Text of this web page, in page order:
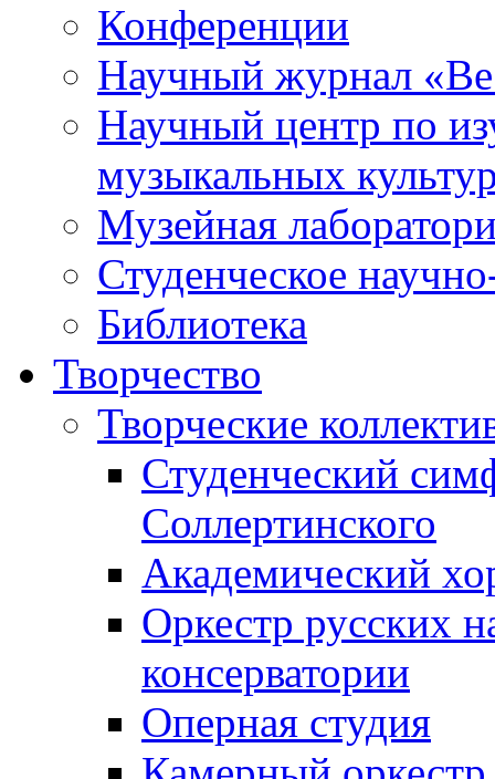
Конференции
Научный журнал
Научный центр по
музыкальных
Музейная
Студенческое
Библиотека
Творчество
Творческие
Студенческий
Соллертинского
Академический
Оркестр русских
консерватории
Оперная студия